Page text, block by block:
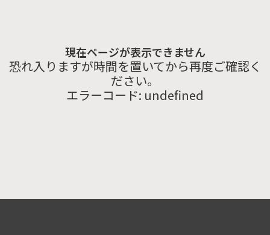
現在ページが表示できません
恐れ入りますが時間を置いてから再度ご確認く
ださい。
エラーコード: undefined